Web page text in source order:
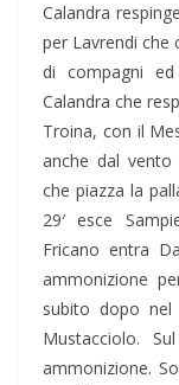
Calandra
per Lavrendi che
di compagni
Calandra che
Troina, con il
anche dal
che piazza la
29′ esce
Fricano entra
ammonizione
subito dopo nel
Mustacciolo.
ammonizione.